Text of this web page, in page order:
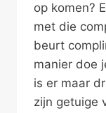
op komen?
met die
beurt
manier doe
is er maar
zijn getuige